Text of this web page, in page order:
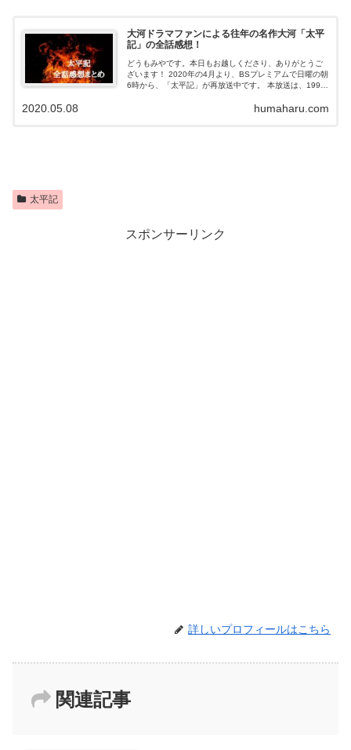
大河ドラマファンによる往年の名作大河「太平
記」の全話感想！
どうもみやです。本日もお越しくださり、ありがとうご
ざいます！ 2020年の4月より、BSプレミアムで日曜の朝
6時から、「太平記」が再放送中です。 本放送は、1991
humaharu.com
2020.05.08
太平記
スポンサーリンク
詳しいプロフィールはこちら
関連記事